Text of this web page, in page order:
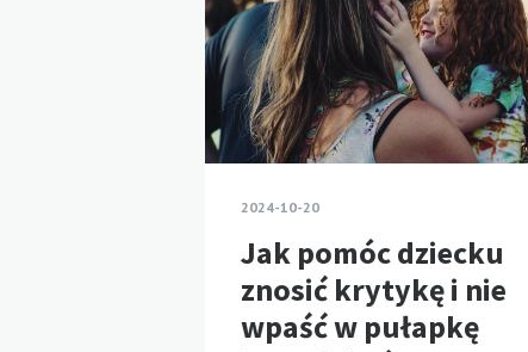
2024-10-20
Jak pomóc dziecku
znosić krytykę i nie
wpaść w pułapkę